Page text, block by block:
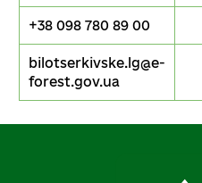
+38 098 780 89 00
bilotserkivske.lg@e-
forest.gov.ua